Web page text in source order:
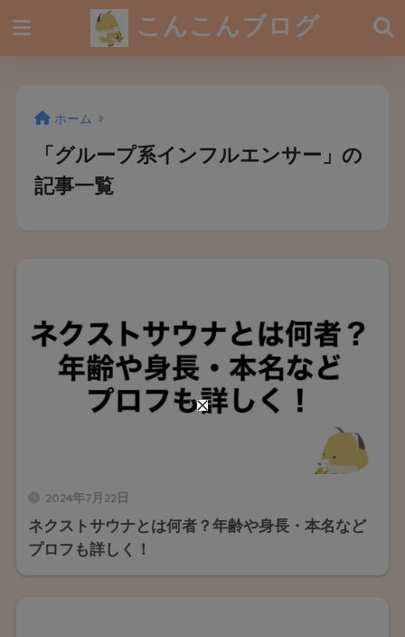
こんこんブログ
ホーム
「グループ系インフルエンサー」の
記事一覧
2024年7月22日
ネクストサウナとは何者？年齢や身長・本名など
プロフも詳しく！